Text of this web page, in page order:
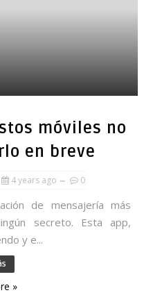
móviles no
en breve
4 years ago 0
de mensajería más
secreto. Esta app,
y e...
»